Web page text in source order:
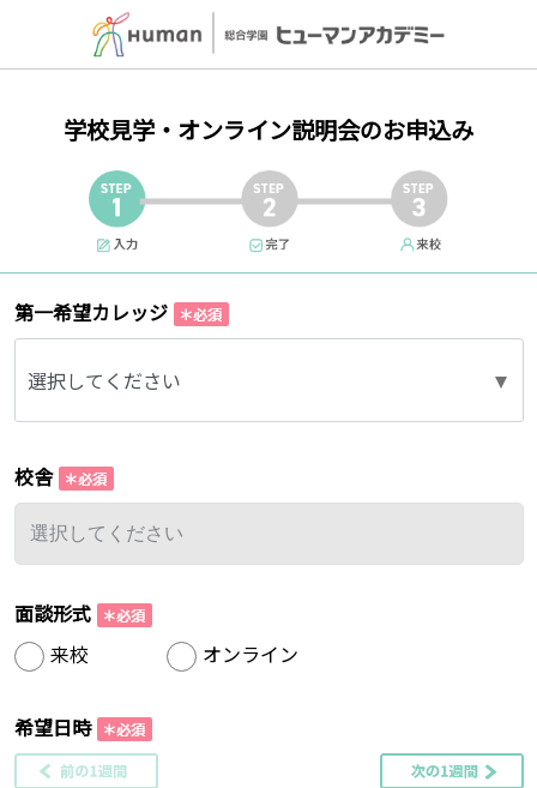
学校見学・オンライン説明会のお申込み
第一希望カレッジ
選択してください
校舎
面談形式
来校
オンライン
希望日時